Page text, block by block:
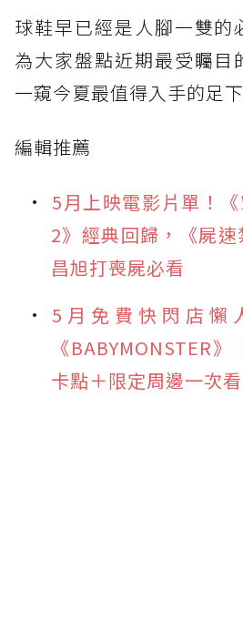
球鞋早已經是人腳一雙的
為大家盤點近期最受矚目
一窺今夏最值得入手的足下
編輯推薦
5月上映電影片單！
2》經典回歸，《屍
昌旭打喪屍必看
5月免費快閃店懶
《BABYMONSTER
卡點＋限定周邊一次看